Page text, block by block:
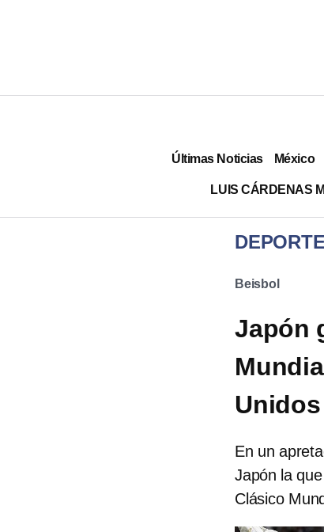
Últimas Noticias México
LUIS CÁRDENAS
Beisbol
Japón
En un
Japón la
Clásico